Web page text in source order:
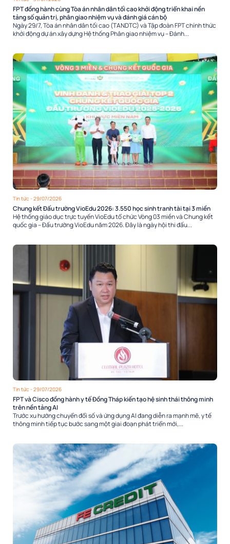
FPT đồng hành cùng Tòa án nhân dân tối cao khởi động triển khai nền
tảng số quản trị, phân giao nhiệm vụ và đánh giá cán bộ
Ngày 29/7, Tòa án nhân dân tối cao (TANDTC) và Tập đoàn FPT chính thức
khởi động dự án xây dựng Hệ thống Phân giao nhiệm vụ – Đánh...
Tin tức - 29/07/2026
Chung kết Đấu trường VioEdu 2026: 3.550 học sinh tranh tài tại 3 miền
Hệ thống giáo dục trực tuyến VioEdu tổ chức Vòng 03 miền và Chung kết
quốc gia – Đấu trường VioEdu năm 2026. Đây là ngày hội thi đấu...
Tin tức - 29/07/2026
FPT và Cisco đồng hành y tế Đồng Tháp kiến tạo hệ sinh thái thông minh
trên nền tảng AI
Trước xu hướng chuyển đổi số và ứng dụng AI đang diễn ra mạnh mẽ, y tế
thông minh tiếp tục bước sang một giai đoạn phát triển mới,...